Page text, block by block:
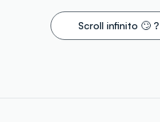
Scroll infinito 🙄